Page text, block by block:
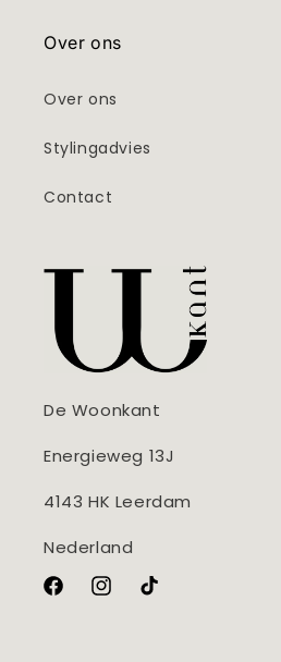
Over ons
Over ons
Stylingadvies
Contact
De Woonkant
Energieweg 13J
4143 HK Leerdam
Nederland
FacebookInstagram
TikTok